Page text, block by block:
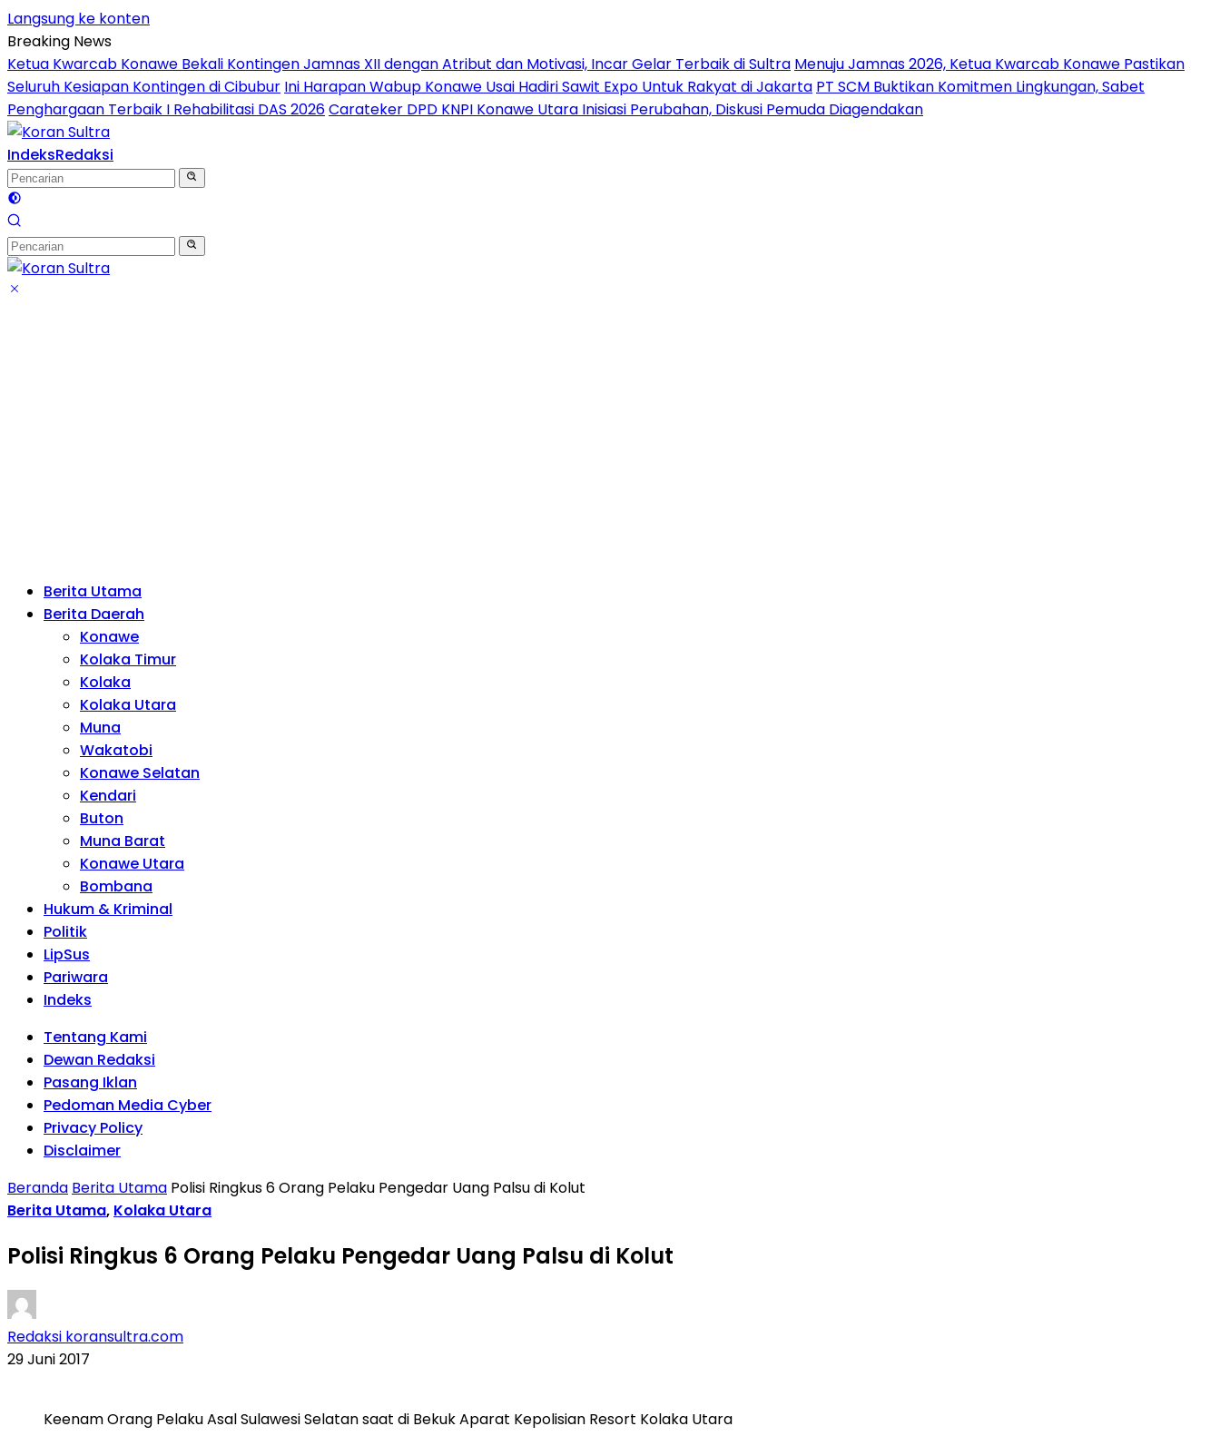
Langsung ke konten
Breaking News
Ketua Kwarcab Konawe Bekali Kontingen Jamnas XII dengan Atribut dan Motivasi, Incar Gelar Terbaik di Sultra Menuju Jamnas 2026, Ketua Kwarcab Konawe Pastikan
Seluruh Kesiapan Kontingen di Cibubur Ini Harapan Wabup Konawe Usai Hadiri Sawit Expo Untuk Rakyat di Jakarta PT SCM Buktikan Komitmen Lingkungan, Sabet
Penghargaan Terbaik I Rehabilitasi DAS 2026Carateker DPD KNPI Konawe Utara Inisiasi Perubahan, Diskusi Pemuda Diagendakan
IndeksRedaksi
Berita Utama
Berita Daerah
Konawe
Kolaka Timur
Kolaka
Kolaka Utara
Muna
Wakatobi
Konawe Selatan
Kendari
Buton
Muna Barat
Konawe Utara
Bombana
Hukum & Kriminal
Politik
LipSus
Pariwara
Indeks
Tentang Kami
Dewan Redaksi
Pasang Iklan
Pedoman Media Cyber
Privacy Policy
Disclaimer
Beranda Berita Utama Polisi Ringkus 6 Orang Pelaku Pengedar Uang Palsu di Kolut
Berita Utama, Kolaka Utara
Polisi Ringkus 6 Orang Pelaku Pengedar Uang Palsu di Kolut
Redaksi koransultra.com
29 Juni 2017
Keenam Orang Pelaku Asal Sulawesi Selatan saat di Bekuk Aparat Kepolisian Resort Kolaka Utara